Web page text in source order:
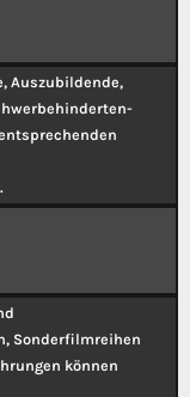
Auszubildende,
Sonderfilmreihen
können